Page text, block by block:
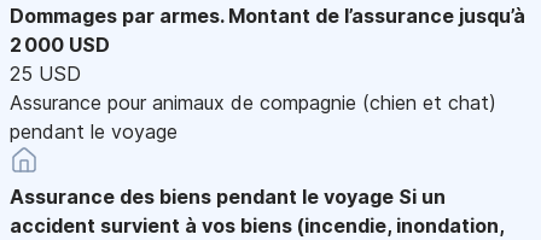
Dommages par armes. Montant de l’assurance jusqu’à
2 000 USD
25 USD
Assurance pour animaux de compagnie (chien et chat)
pendant le voyage
Assurance des biens pendant le voyage Si un
accident survient à vos biens (incendie, inondation,